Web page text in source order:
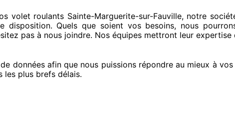
volet roulants Sainte-Marguerite-sur-Fauville, notre
disposition. Quels que soient vos besoins, nous
pas à nous joindre. Nos équipes mettront leur expertise
donnéesafin que nous puissions répondre au mieux à
les plus brefs délais.